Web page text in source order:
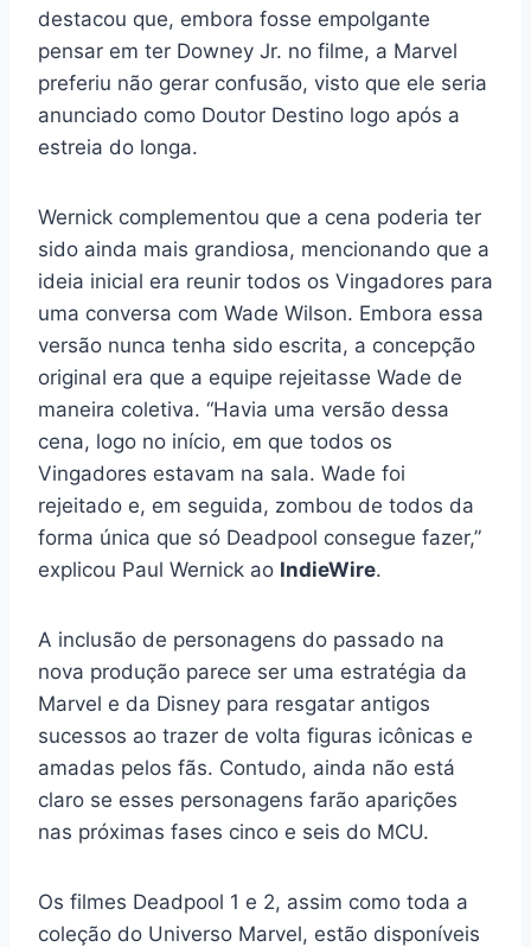
destacou que, embora fosse empolgante
pensar em ter Downey Jr. no filme, a Marvel
preferiu não gerar confusão, visto que ele seria
anunciado como Doutor Destino logo após a
estreia do longa.
Wernick complementou que a cena poderia ter
sido ainda mais grandiosa, mencionando que a
ideia inicial era reunir todos os Vingadores para
uma conversa com Wade Wilson. Embora essa
versão nunca tenha sido escrita, a concepção
original era que a equipe rejeitasse Wade de
maneira coletiva. “Havia uma versão dessa
cena, logo no início, em que todos os
Vingadores estavam na sala. Wade foi
rejeitado e, em seguida, zombou de todos da
forma única que só Deadpool consegue fazer,”
explicou Paul Wernick ao IndieWire.
A inclusão de personagens do passado na
nova produção parece ser uma estratégia da
Marvel e da Disney para resgatar antigos
sucessos ao trazer de volta figuras icônicas e
amadas pelos fãs. Contudo, ainda não está
claro se esses personagens farão aparições
nas próximas fases cinco e seis do MCU.
Os filmes Deadpool 1 e 2, assim como toda a
coleção do Universo Marvel, estão disponíveis